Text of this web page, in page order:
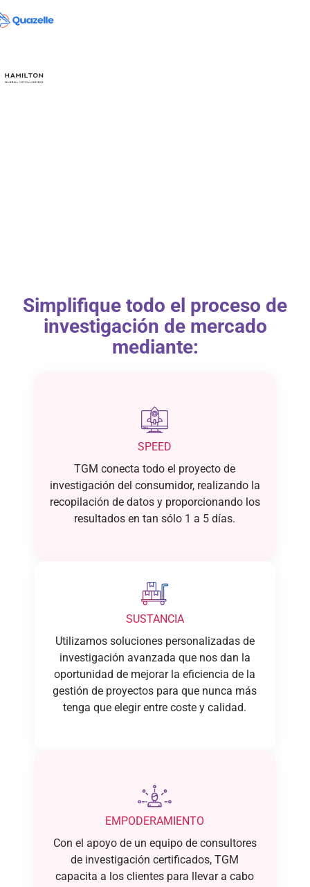
Simplifique todo el proceso de
investigación de mercado
mediante:
SPEED
TGM conecta todo el proyecto de
investigación del consumidor, realizando la
recopilación de datos y proporcionando los
resultados en tan sólo 1 a 5 días.
SUSTANCIA
Utilizamos soluciones personalizadas de
investigación avanzada que nos dan la
oportunidad de mejorar la eficiencia de la
gestión de proyectos para que nunca más
tenga que elegir entre coste y calidad.
EMPODERAMIENTO
Con el apoyo de un equipo de consultores
de investigación certificados, TGM
capacita a los clientes para llevar a cabo